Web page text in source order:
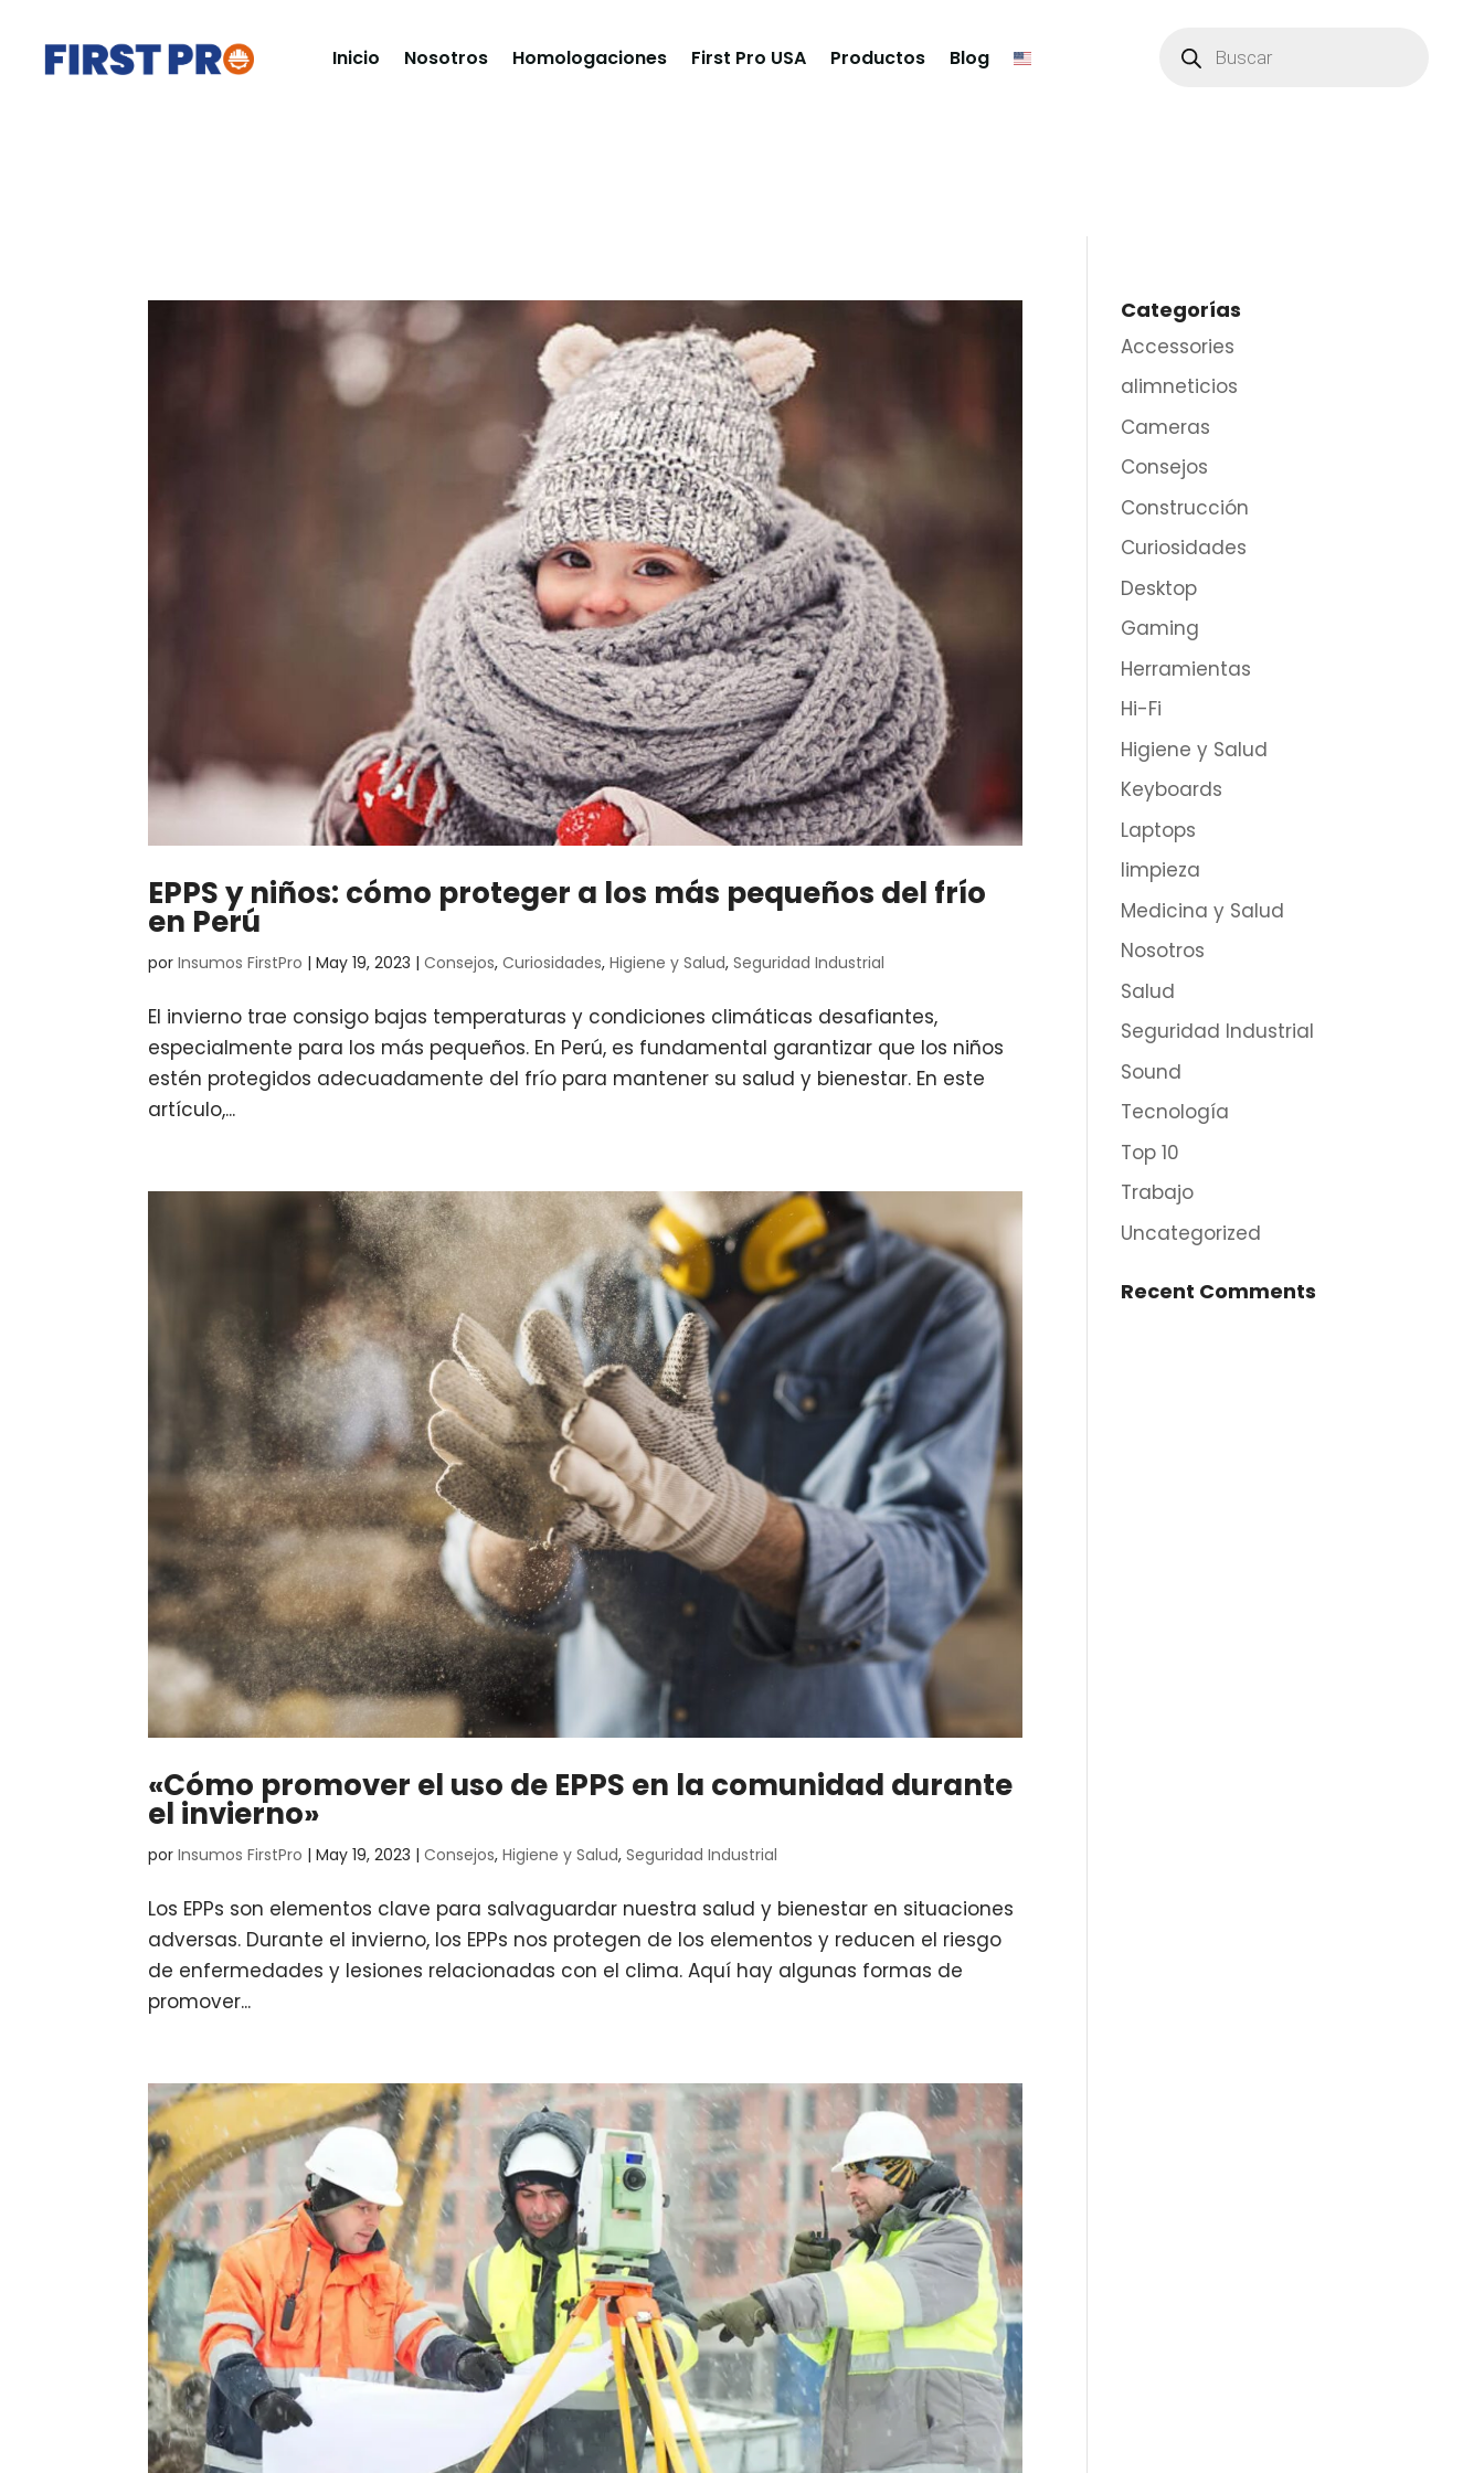
Inicio Nosotros Homologaciones First Pro USA Productos Blog de
productos
EPPS y niños: cómo proteger a los más pequeños del frío
en Perú
porInsumos FirstPro |May 19, 2023 |Consejos,Curiosidades,Higiene y Salud,Seguridad Industrial
El invierno trae consigo bajas temperaturas y condiciones climáticas desafiantes,
especialmente para los más pequeños. En Perú, es fundamental garantizar que los niños
estén protegidos adecuadamente del frío para mantener su salud y bienestar. En este
artículo,...
«Cómo promover el uso de EPPS en la comunidad durante
el invierno»
porInsumos FirstPro |May 19, 2023 |Consejos,Higiene y Salud,Seguridad Industrial
Los EPPs son elementos clave para salvaguardar nuestra salud y bienestar en situaciones
adversas. Durante el invierno, los EPPs nos protegen de los elementos y reducen el riesgo
de enfermedades y lesiones relacionadas con el clima. Aquí hay algunas formas de
promover...
Categorías
Accessories
alimneticios
Cameras
Consejos
Construcción
Curiosidades
Desktop
Gaming
Herramientas
Hi-Fi
Higiene y Salud
Keyboards
Laptops
limpieza
Medicina y Salud
Nosotros
Salud
Seguridad Industrial
Sound
Tecnología
Top 10
Trabajo
Uncategorized
Recent Comments